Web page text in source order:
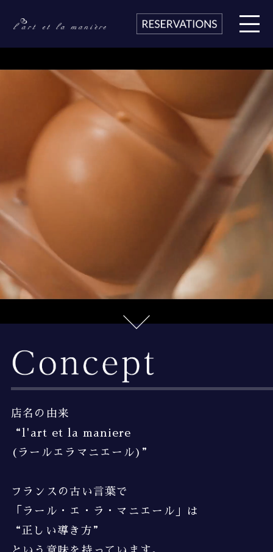
店名の由来
“l'art et la maniere
(ラールエラマニエール)”
フランスの古い言葉で
「ラール・エ・ラ・マニエール」は
“正しい導き方”